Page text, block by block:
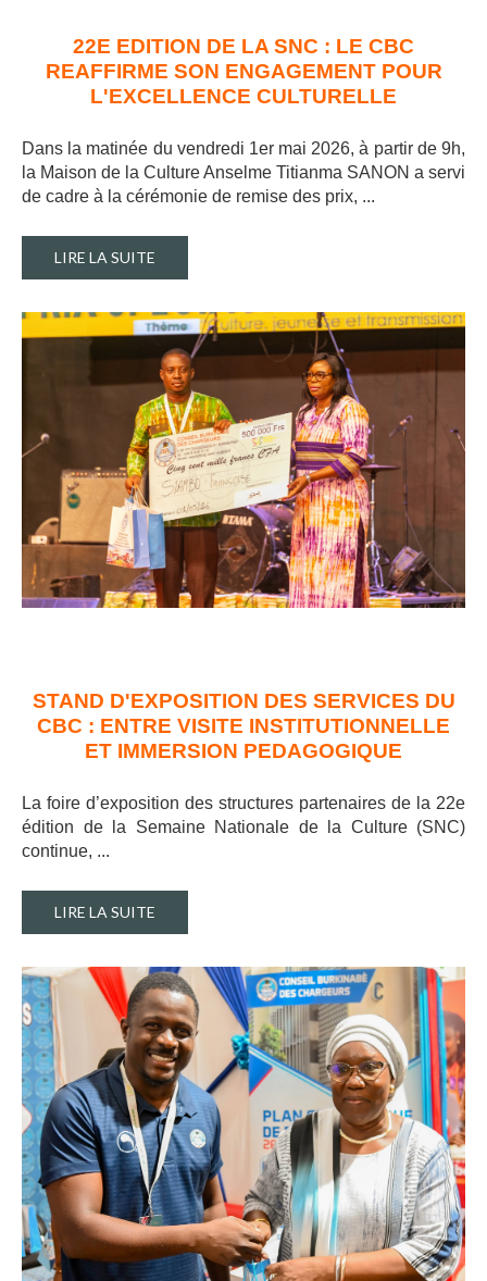
22E EDITION DE LA SNC : LE CBC
REAFFIRME SON ENGAGEMENT POUR
L'EXCELLENCE CULTURELLE
Dans la matinée du vendredi 1er mai 2026, à partir de 9h,
la Maison de la Culture Anselme Titianma SANON a servi
de cadre à la cérémonie de remise des prix, ...
LIRE LA SUITE
STAND D'EXPOSITION DES SERVICES DU
CBC : ENTRE VISITE INSTITUTIONNELLE
ET IMMERSION PEDAGOGIQUE
La foire d’exposition des structures partenaires de la 22e
édition de la Semaine Nationale de la Culture (SNC)
continue, ...
LIRE LA SUITE